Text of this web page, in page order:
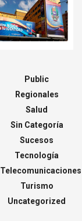
Public
Regionales
Salud
Sin Categoría
Sucesos
Tecnología
Telecomunicaciones
Turismo
Uncategorized